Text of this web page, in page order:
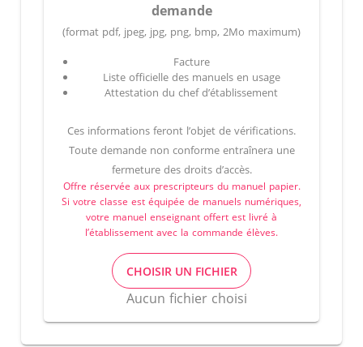
demande
(format pdf, jpeg, jpg, png, bmp, 2Mo maximum)
Facture
Liste officielle des manuels en usage
Attestation du chef d’établissement
Ces informations feront l’objet de vérifications.
Toute demande non conforme entraînera une
fermeture des droits d’accès.
Offre réservée aux prescripteurs du manuel papier.
Si votre classe est équipée de manuels numériques,
votre manuel enseignant offert est livré à
l’établissement avec la commande élèves.
CHOISIR UN FICHIER
Aucun fichier choisi